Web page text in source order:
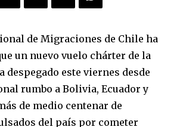
de Migraciones de Chile ha
un nuevo vuelo chárter de la
despegado este viernes desde
rumbo a Bolivia, Ecuador y
de medio centenar de
del país por cometer